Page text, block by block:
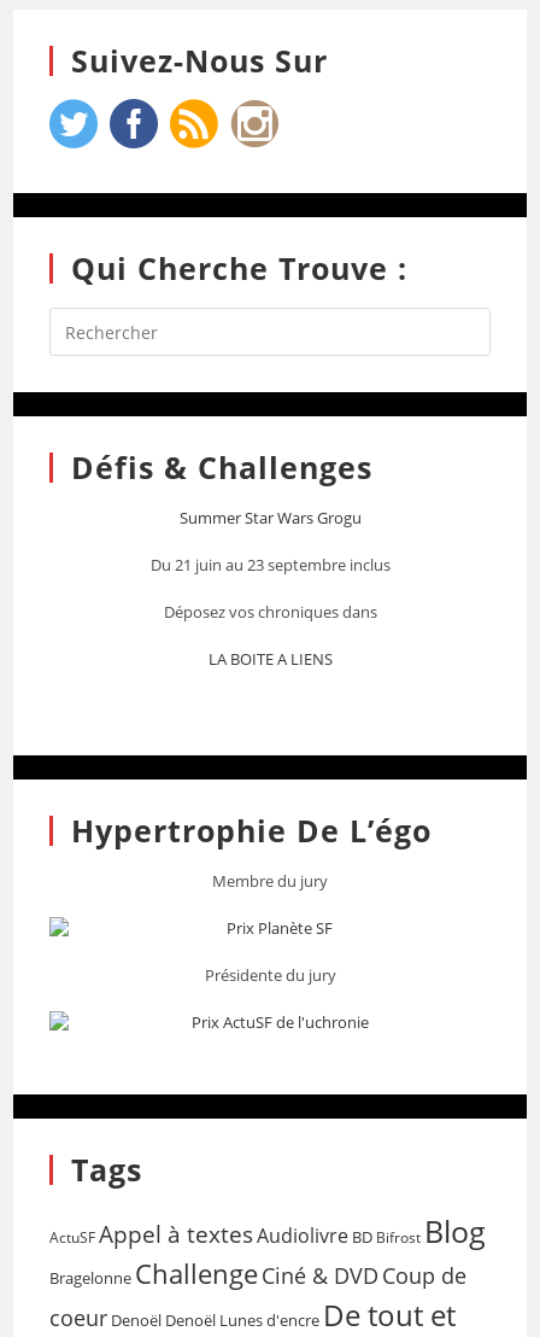
Suivez-Nous Sur
Qui Cherche Trouve :
Défis & Challenges
Summer Star Wars Grogu
Du 21 juin au 23 septembre inclus
Déposez vos chroniques dans
LA BOITE A LIENS
Hypertrophie De L’égo
Membre du jury
Présidente du jury
Tags
ActuSF Appel à textesAudiolivre BD Bifrost Blog
Bragelonne ChallengeCiné & DVD Coup de
coeur Denoël Denoël Lunes d'encre De tout et